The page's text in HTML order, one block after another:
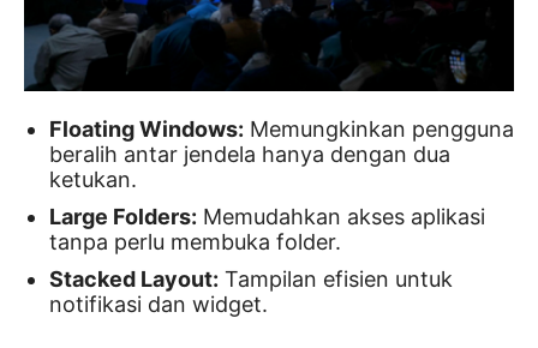
Floating Windows: Memungkinkan pengguna
beralih antar jendela hanya dengan dua
ketukan.
Large Folders: Memudahkan akses aplikasi
tanpa perlu membuka folder.
Stacked Layout: Tampilan efisien untuk
notifikasi dan widget.